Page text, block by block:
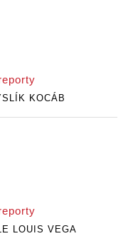
KOCÁB
LOUIS VEGA